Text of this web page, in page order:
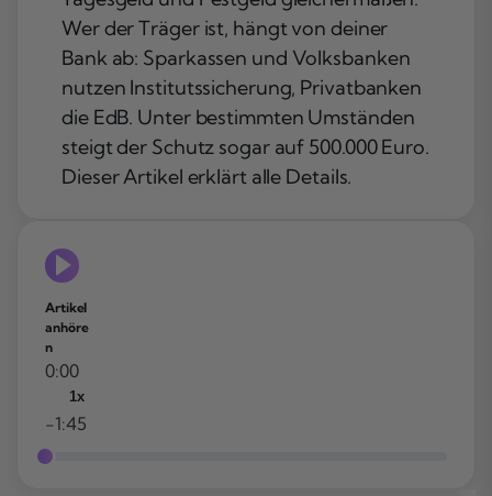
Wer der Träger ist, hängt von deiner
Bank ab: Sparkassen und Volksbanken
nutzen Institutssicherung, Privatbanken
die EdB. Unter bestimmten Umständen
steigt der Schutz sogar auf 500.000 Euro.
Dieser Artikel erklärt alle Details.
Artikel
anhöre
n
0:00
1x
-1:45